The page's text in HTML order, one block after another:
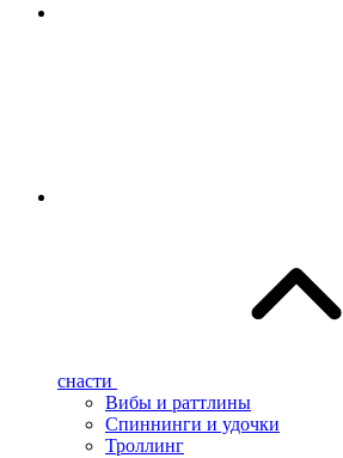
снасти
Вибы и раттлины
Спиннинги и удочки
Троллинг